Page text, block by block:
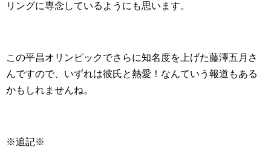
リングに専念しているようにも思います。
この平昌オリンピックでさらに知名度を上げた藤澤五月さ
んですので、いずれは彼氏と熱愛！なんていう報道もある
かもしれませんね。
※追記※